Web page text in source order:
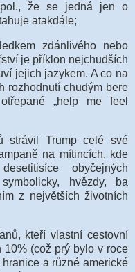
že se jedná jen o
atakdále;
zdánlivého nebo
je příklon nejchudších
jejich jazykem. A co na
rozhodnutí chudým bere
„help me feel
strávil Trump celé své
na mítincích, kde
obyčejných
hvězdy, ba
z největších životních
kteří vlastní cestovní
10% (což prý bylo v roce
a různé americké